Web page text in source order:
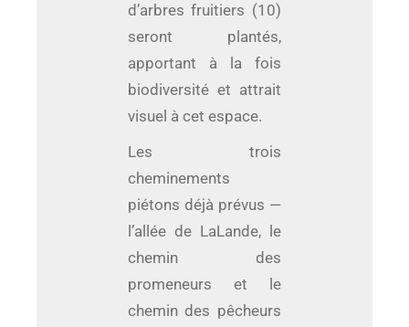
d’arbres fruitiers (10)
seront plantés,
apportant à la fois
biodiversité et attrait
visuel à cet espace.
Les trois
cheminements
piétons déjà prévus —
l’allée de LaLande, le
chemin des
promeneurs et le
chemin des pêcheurs